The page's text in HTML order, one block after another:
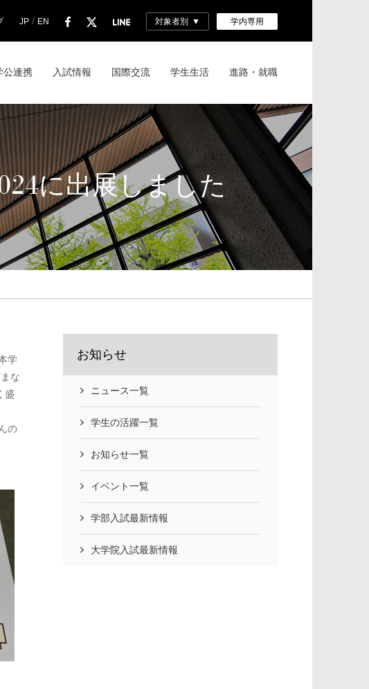
JP / EN 対象者別 学内専用
公連携 入試情報 国際交流 学生生活 進路・就職
に出展しました
学
な
盛
の
お知らせ
ニュース一覧
学生の活躍一覧
お知らせ一覧
イベント一覧
学部入試最新情報
大学院入試最新情報